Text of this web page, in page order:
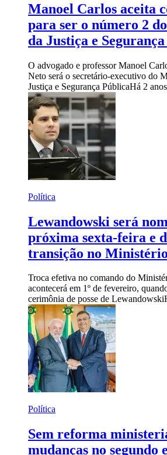
Manoel Carlos aceita
para ser o número 2
da Justiça e
O advogado e professor Manoel
Neto será o secretário-executivo do
Justiça e Segurança PúblicaHá 2 anos
Política
Lewandowski será
próxima sexta-feira e
transição no
Troca efetiva no comando do
acontecerá em 1º de fevereiro,
cerimônia de posse de Lewandowski
Política
Sem reforma
mudanças no segundo